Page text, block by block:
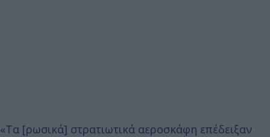
«Τα [ρωσικά] στρατιωτικά αεροσκάφη επέδειξαν